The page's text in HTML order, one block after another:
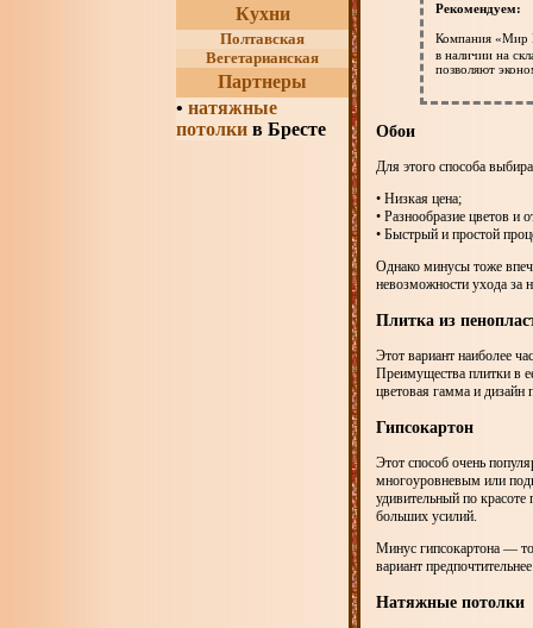
Кухни
Полтавская
Вегетарианская
Партнеры
• натяжные
потолки в Бресте
Рекомендуем:
Компания «Мир
в наличии на
позволяют
Обои
Для этого способа
• Низкая цена;
• Разнообразие цветов и
• Быстрый и простой
Однако минусы тоже
невозможности ухода за
Плитка из
Этот вариант наиболее
Преимущества плитки в
цветовая гамма и
Гипсокартон
Этот способ очень
многоуровневым или
удивительный по красоте
больших усилий.
Минус гипсокартона —
вариант
Натяжные потолки